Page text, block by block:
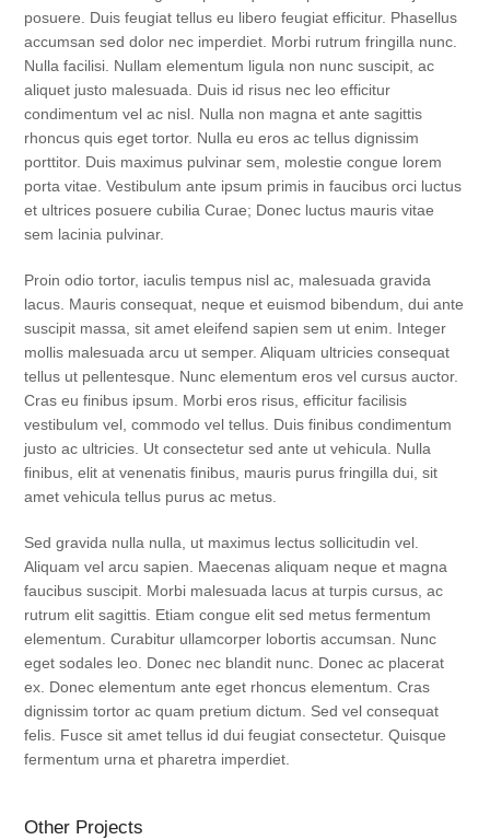
posuere. Duis feugiat tellus eu libero feugiat efficitur. Phasellus
accumsan sed dolor nec imperdiet. Morbi rutrum fringilla nunc.
Nulla facilisi. Nullam elementum ligula non nunc suscipit, ac
aliquet justo malesuada. Duis id risus nec leo efficitur
condimentum vel ac nisl. Nulla non magna et ante sagittis
rhoncus quis eget tortor. Nulla eu eros ac tellus dignissim
porttitor. Duis maximus pulvinar sem, molestie congue lorem
porta vitae. Vestibulum ante ipsum primis in faucibus orci luctus
et ultrices posuere cubilia Curae; Donec luctus mauris vitae
sem lacinia pulvinar.
Proin odio tortor, iaculis tempus nisl ac, malesuada gravida
lacus. Mauris consequat, neque et euismod bibendum, dui ante
suscipit massa, sit amet eleifend sapien sem ut enim. Integer
mollis malesuada arcu ut semper. Aliquam ultricies consequat
tellus ut pellentesque. Nunc elementum eros vel cursus auctor.
Cras eu finibus ipsum. Morbi eros risus, efficitur facilisis
vestibulum vel, commodo vel tellus. Duis finibus condimentum
justo ac ultricies. Ut consectetur sed ante ut vehicula. Nulla
finibus, elit at venenatis finibus, mauris purus fringilla dui, sit
amet vehicula tellus purus ac metus.
Sed gravida nulla nulla, ut maximus lectus sollicitudin vel.
Aliquam vel arcu sapien. Maecenas aliquam neque et magna
faucibus suscipit. Morbi malesuada lacus at turpis cursus, ac
rutrum elit sagittis. Etiam congue elit sed metus fermentum
elementum. Curabitur ullamcorper lobortis accumsan. Nunc
eget sodales leo. Donec nec blandit nunc. Donec ac placerat
ex. Donec elementum ante eget rhoncus elementum. Cras
dignissim tortor ac quam pretium dictum. Sed vel consequat
felis. Fusce sit amet tellus id dui feugiat consectetur. Quisque
fermentum urna et pharetra imperdiet.
Other Projects